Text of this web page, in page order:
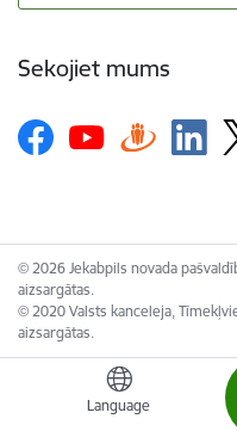
Language
Sekojiet mums
© 2026 Jekabpils novada
aizsargātas.
© 2020 Valsts kanceleja,
aizsargātas.